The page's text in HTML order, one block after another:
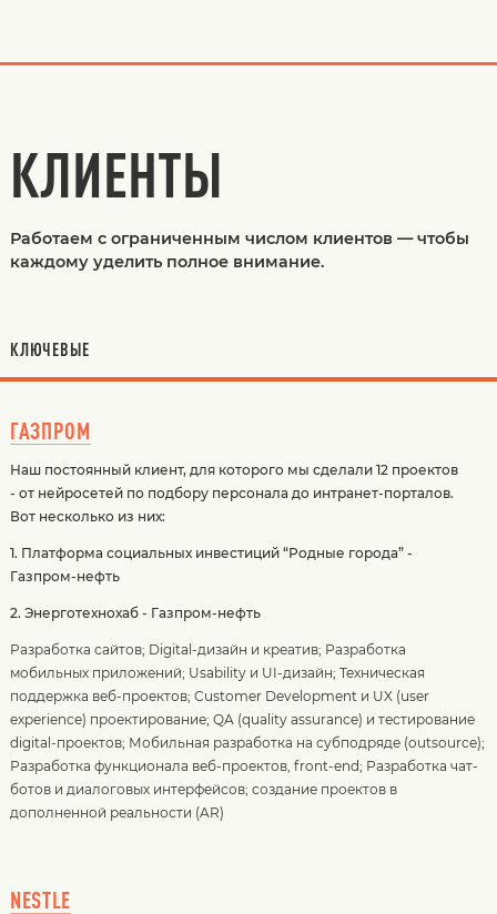
КЛИЕНТЫ
Работаем с ограниченным числом клиентов — чтобы
каждому уделить полное внимание.
КЛЮЧЕВЫЕ
ГАЗПРОМ
Наш постоянный клиент, для которого мы сделали 12 проектов
- от нейросетей по подбору персонала до интранет-порталов.
Вот несколько из них:
1. Платформа социальных инвестиций “Родные города” -
Газпром-нефть
2. Энерготехнохаб - Газпром-нефть
Разработка сайтов; Digital-дизайн и креатив; Разработка
мобильных приложений; Usability и UI-дизайн; Техническая
поддержка веб-проектов; Customer Development и UX (user
experience) проектирование; QA (quality assurance) и тестирование
digital-проектов; Мобильная разработка на субподряде (outsource);
Разработка функционала веб-проектов, front-end; Разработка чат-
ботов и диалоговых интерфейсов; создание проектов в
дополненной реальности (AR)
NESTLE